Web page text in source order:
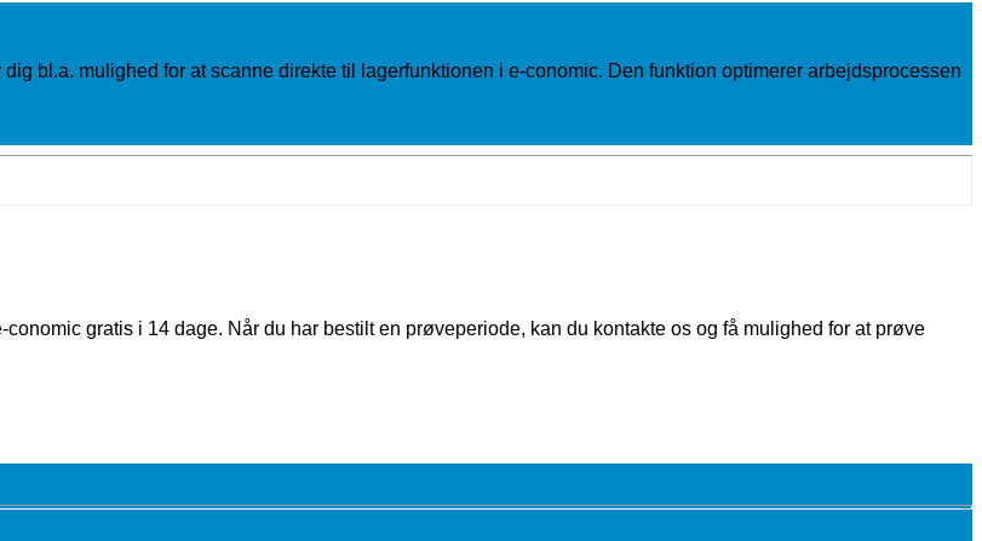
bl.a. mulighed for at scanne direkte til lagerfunktionen i e-conomic. Den funktion optimerer arbejdsprocessen
gratis i 14 dage. Når du har bestilt en prøveperiode, kan du kontakte os og få mulighed for at prøve